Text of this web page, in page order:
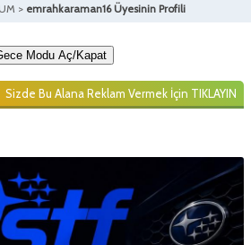
> emrahkaraman16 Üyesinin Profili
Modu Aç/Kapat
Sizde Bu Alana Reklam Vermek İçin TIKLAYIN